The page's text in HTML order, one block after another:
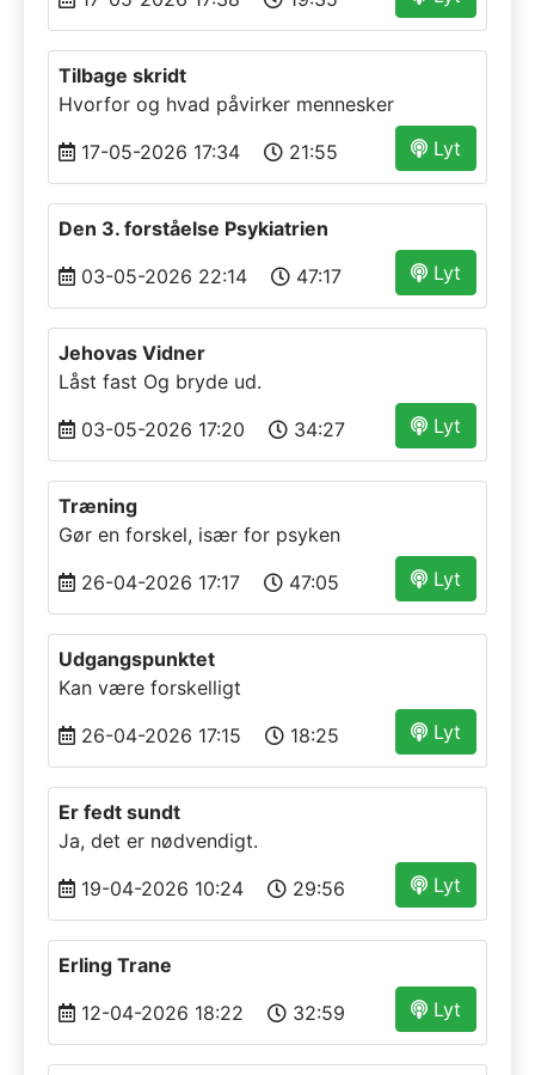
Tilbage skridt
Hvorfor og hvad påvirker mennesker
Lyt
17-05-2026 17:34 21:55
Den 3. forståelse Psykiatrien
Lyt
03-05-2026 22:14 47:17
Jehovas Vidner
Låst fast Og bryde ud.
Lyt
03-05-2026 17:20 34:27
Træning
Gør en forskel, især for psyken
Lyt
26-04-2026 17:17 47:05
Udgangspunktet
Kan være forskelligt
Lyt
26-04-2026 17:15 18:25
Er fedt sundt
Ja, det er nødvendigt.
Lyt
19-04-2026 10:24 29:56
Erling Trane
Lyt
12-04-2026 18:22 32:59